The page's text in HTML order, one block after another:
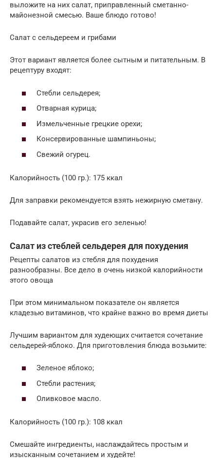
выложите на них салат, приправленный сметанно-
майонезной смесью. Ваше блюдо готово!
Салат с сельдереем и грибами
Этот вариант является более сытным и питательным. В
рецептуру входят:
Стебли сельдерея;
Отварная курица;
Измельченные грецкие орехи;
Консервированные шампиньоны;
Свежий огурец.
Калорийность (100 гр.): 175 ккал
Для заправки рекомендуется взять нежирную сметану.
Подавайте салат, украсив его зеленью!
Салат из стеблей сельдерея для похудения
Рецепты салатов из стебля для похудения
разнообразны. Все дело в очень низкой калорийности
этого овоща
При этом минимальном показателе он является
кладезью витаминов, что крайне важно во время диеты
Лучшим вариантом для худеющих считается сочетание
сельдерей-яблоко. Для приготовления блюда возьмите:
Зеленое яблоко;
Стебли растения;
Оливковое масло.
Калорийность (100 гр.): 108 ккал
Смешайте ингредиенты, наслаждайтесь простым и
изысканным сочетанием и худейте!